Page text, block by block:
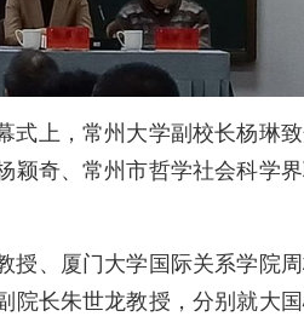
上，常州大学副校长杨琳
奇、常州市哲学社会科学
、厦门大学国际关系学院
长朱世龙教授，分别就大